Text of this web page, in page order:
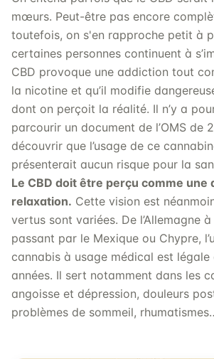
mœurs. Peut-être pas encore
toutefois, on s'en rapproche petit à
certaines personnes continuent à
CBD provoque une addiction tout
la nicotine et qu’il modifie
dont on perçoit la réalité. Il n’y a
parcourir un document de l’OMS de
découvrir que l’usage de ce
présenterait aucun risque pour la
Le CBD doit être perçu comme une
relaxation. Cette vision est
vertus sont variées. De l’Allemagne à
passant par le Mexique ou Chypre,
cannabis à usage médical est légale
années. Il sert notamment dans les
angoisse et dépression, douleurs
problèmes de sommeil,